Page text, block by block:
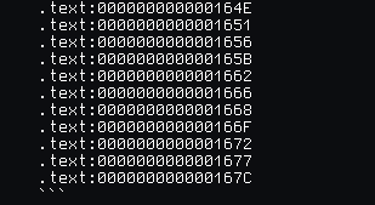
.text:000000000000164E
.text:0000000000001651
.text:0000000000001656
.text:000000000000165B
.text:0000000000001662
.text:0000000000001666
.text:0000000000001668
.text:000000000000166F
.text:0000000000001672
.text:0000000000001677
.text:000000000000167C
```